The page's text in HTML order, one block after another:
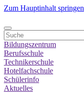
Zum Hauptinhalt springen
Bildungszentrum
Berufsschule
Technikerschule
Hotelfachschule
Schülerinfo
Aktuelles